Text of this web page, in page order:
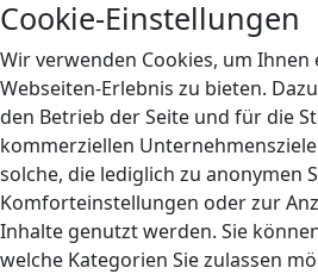
Cookie-Einstellungen
Wir verwenden Cookies, um Ihnen
Webseiten-Erlebnis zu bieten.
den Betrieb der Seite und für die
kommerziellen
solche, die lediglich zu anonymen
Komforteinstellungen oder zur
Inhalte genutzt werden. Sie
welche Kategorien Sie zulassen